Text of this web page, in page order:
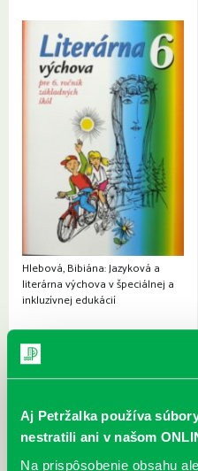
Aj Petržalka používa
nestratili ani v našom
Na prispôsobenie obsahu
Hlebová, Bibiána: Jazyková a
literárna výchova v špeciálnej a
inkluzívnej edukácií